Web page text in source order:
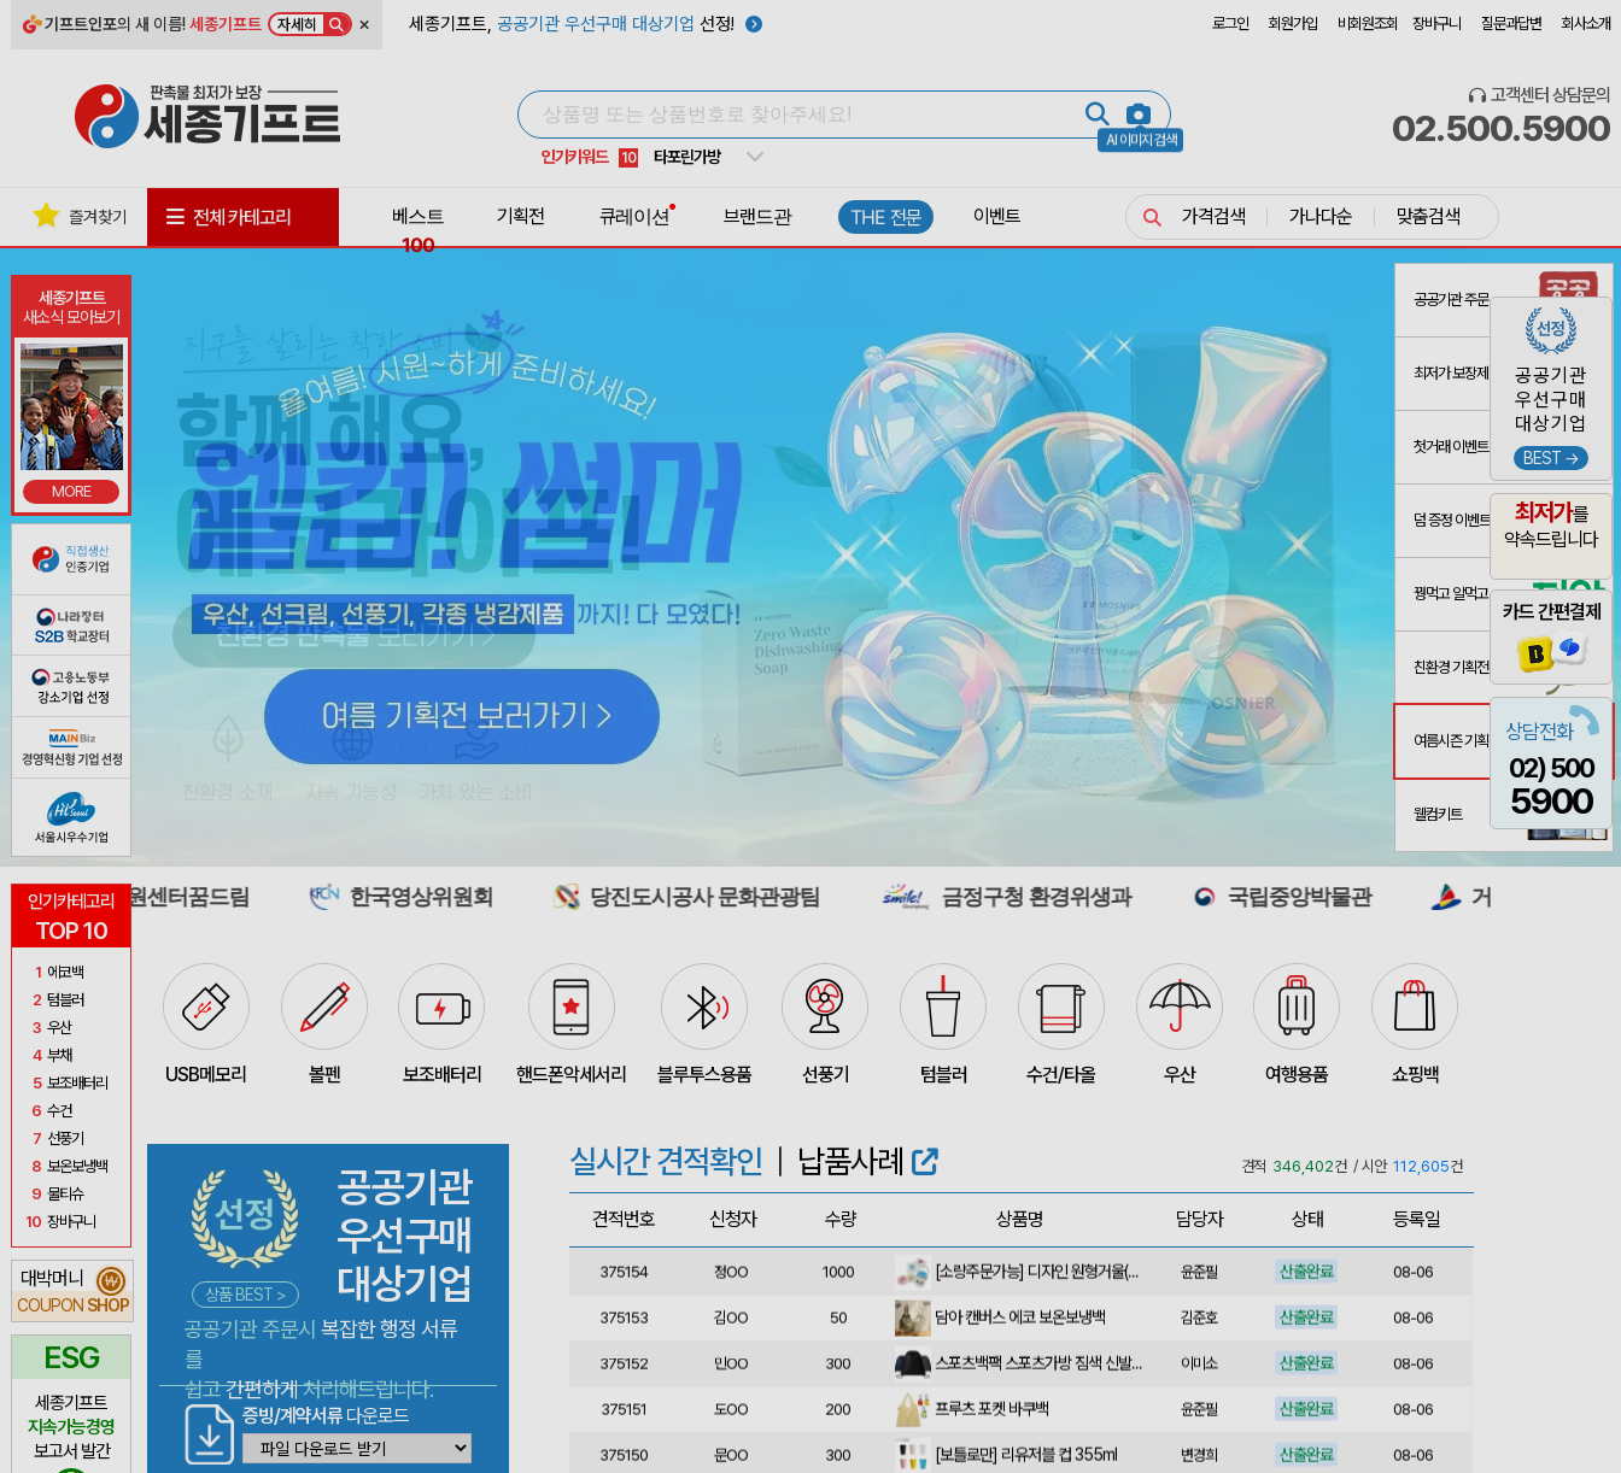
기프트인포의 새 이름!세종기프트 자세히 × 세종기프트, 공공기관 우선구매 대상기업 선정! 로그인 회원가입 비회원조회 장바구니 질문과답변 회사소개
AI 이미지 검색
인기키워드
7 텀블러
10 타포린가방
1 선풍기
고객센터 상담문의
02.500.5900
세종기프트
새소식 모아보기
MORE
인기카테고리
TOP 10
1 에코백
2 텀블러
3 우산
4 부채
5 보조배터리
6 수건
7 선풍기
8 보온보냉백
9 물티슈
10 장바구니
대박머니
COUPON SHOP
₩
ESG
세종기프트
지속가능경영
보고서 발간
공공기관
우선구매
대상기업
BEST →
최저가를
약속드립니다
카드 간편결제
상담전화
02) 500
5900
즐겨찾기 전체 카테고리
베스트
100
기획전 큐레이션 브랜드관 THE 전문 이벤트 가격검색 가나다순 맞춤검색
공공기관 주문
최저가 보장제
첫거래 이벤트
덤 증정 이벤트
꿩먹고 알먹고
친환경 기획전
여름시즌 기획전
웰컴키트
터꿈드림 한국영상위원회 당진도시공사 문화관광팀 금정구청 환경위생과 국립중앙박물관 거제해양관광개발공사
USB메모리 볼펜 보조배터리 핸드폰악세서리 블루투스용품 선풍기 텀블러 수건/타올 우산 여행용품 쇼핑백
상품 BEST >
공공기관
우선구매
대상기업
공공기관 주문시 복잡한 행정 서류
를
쉽고간편하게처리해드립니다.
증빙/계약서류다운로드
실시간 견적확인 | 납품사례 견적 346,402건 / 시안 112,605건
견적번호 신청자 수량 상품명 담당자 상태 등록일
375145 여OO 230 모두애 LED 키캡 키링 굿즈 이미소 산출완료
08-06
375141 한OO 미니형 미니고급형 부직포가방 이정원 산출완료 08-06
375164 신OO 500 이미소 산출완료 08-06
375161 김OO 50 이성원 접수중 08-06
375160 민OO 300 이미소 산출완료 08-06
375157 김OO 50 산출완료 08-06
375156 데OO 1010 이미소 산출완료 08-06
375154 정OO 1000 [소량주문가능] 디자인 원형거울(칼라) (70파이/75파이) 윤준필 산출완료 08-06
375153 김OO 50 담아 캔버스 에코 보온보냉백 김준호 산출완료 08-06
375152 민OO 300 스포츠백팩 스포츠가방 짐색 신발주머니 이미소 산출완료 08-06
375151 도OO 200 프루츠 포켓 바쿠백 윤준필 산출완료 08-06
375150 문OO 300 [보틀로만] 리유저블 컵 355ml 변경희 산출완료 08-06